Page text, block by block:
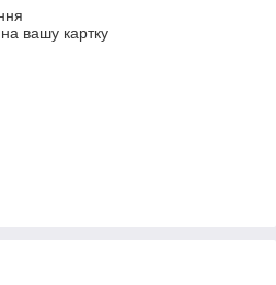
вашу картку